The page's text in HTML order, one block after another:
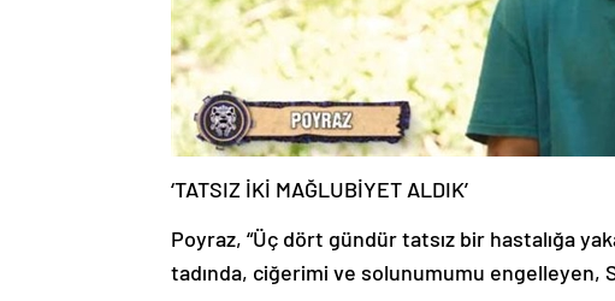
‘TATSIZ İKİ MAĞLUBİYET ALDIK’
Poyraz, “Üç dört gündür tatsız bir hastalığa
tadında, ciğerimi ve solunumumu engelleyen,